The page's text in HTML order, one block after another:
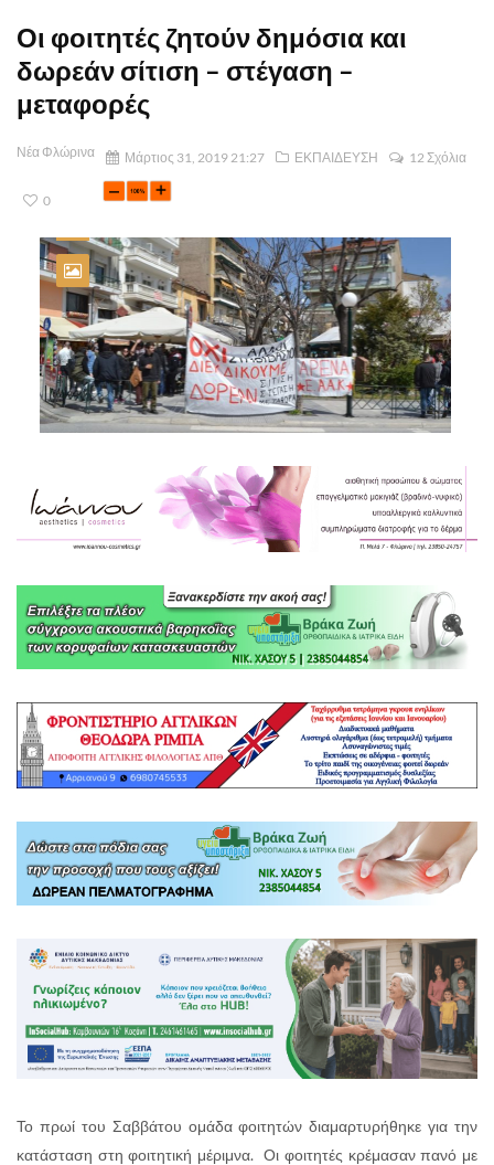
Οι φοιτητές ζητούν δημόσια και
δωρεάν σίτιση – στέγαση –
μεταφορές
Νέα Φλώρινα Μάρτιος 31, 2019 21:27 ΕΚΠΑΙΔΕΥΣΗ 12 Σχόλια
0
Το πρωί του Σαββάτου ομάδα φοιτητών διαμαρτυρήθηκε για την
κατάσταση στη φοιτητική μέριμνα. Οι φοιτητές κρέμασαν πανό με